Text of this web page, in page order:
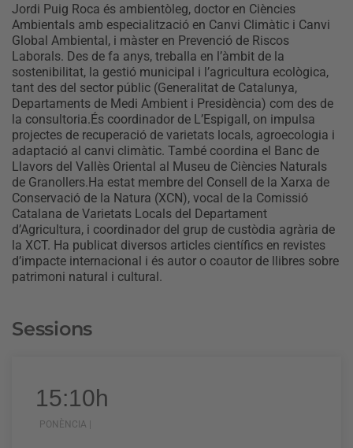
Jordi Puig Roca és ambientòleg, doctor en Ciències
Ambientals amb especialització en Canvi Climàtic i Canvi
Global Ambiental, i màster en Prevenció de Riscos
Laborals. Des de fa anys, treballa en l’àmbit de la
sostenibilitat, la gestió municipal i l’agricultura ecològica,
tant des del sector públic (Generalitat de Catalunya,
Departaments de Medi Ambient i Presidència) com des de
la consultoria.És coordinador de L’Espigall, on impulsa
projectes de recuperació de varietats locals, agroecologia i
adaptació al canvi climàtic. També coordina el Banc de
Llavors del Vallès Oriental al Museu de Ciències Naturals
de Granollers.Ha estat membre del Consell de la Xarxa de
Conservació de la Natura (XCN), vocal de la Comissió
Catalana de Varietats Locals del Departament
d’Agricultura, i coordinador del grup de custòdia agrària de
la XCT. Ha publicat diversos articles científics en revistes
d’impacte internacional i és autor o coautor de llibres sobre
patrimoni natural i cultural.
Sessions
15:10h
PONÈNCIA |